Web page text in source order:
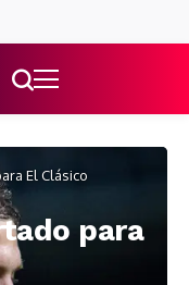
El Clásico
para